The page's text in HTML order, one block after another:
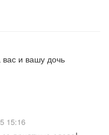
и вашу дочь
15:16